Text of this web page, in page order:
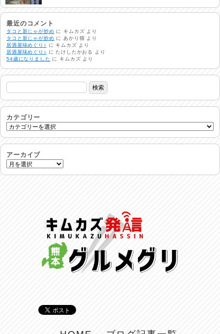
熱中症注意
2026/08/02
非常時には…
2026/08/01
生活支援情報
2026/07/31
24時間体制
命を守る行動を…
呑めや喋れや！
2026/07/26
リスナーの集い！
最近のコメント
タコと新じゃが炒め に キムカズ より
タコと新じゃが炒め に あかり猫 より
居酒屋味めぐり♪
に キムカズ より
居酒屋味めぐり♪
にたけしたかおる
より
54歳になりました に キムカズ より
カテゴリー
アーカイブ